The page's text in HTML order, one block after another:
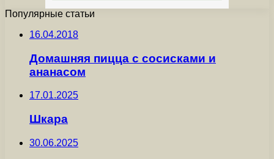
Популярные статьи
16.04.2018
Домашняя пицца с сосисками и
ананасом
17.01.2025
Шкара
30.06.2025